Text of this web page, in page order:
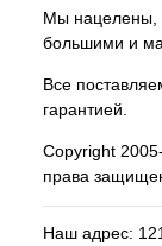
Мы нацелены,
большими и
Все
гарантией.
Copyright
права
Наш адрес: